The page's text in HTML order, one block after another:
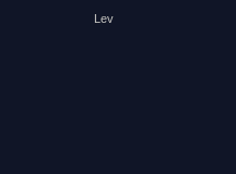
Lev